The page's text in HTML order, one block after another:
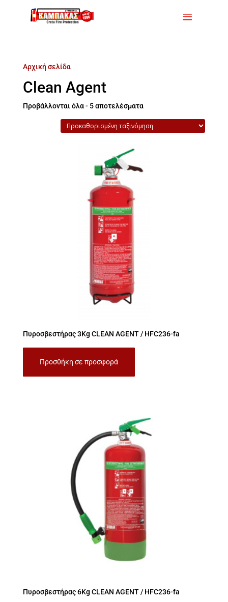
Αρχική σελίδα/ Προϊόντα με ετικέτα “Clean Agent”
Clean Agent
Προβάλλονται όλα - 5 αποτελέσματα
Πυροσβεστήρας 3Kg CLEAN AGENT / HFC236-fa
Προσθήκη σε προσφορά
Πυροσβεστήρας 6Kg CLEAN AGENT / HFC236-fa